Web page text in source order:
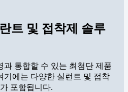
트 및 접착제 솔루
과 통합할 수 있는 최첨단 제품
기에는 다양한 실런트 및 접착
포함됩니다.